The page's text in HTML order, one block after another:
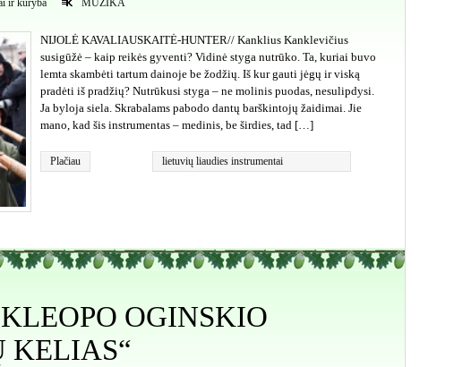
ir kūryba MUZIKA
NIJOLĖ KAVALIAUSKAITĖ-HUNTER// Kanklius Kanklevičius
susigūžė – kaip reikės gyventi? Vidinė styga nutrūko. Ta, kuriai buvo
lemta skambėti tartum dainoje be žodžių. Iš kur gauti jėgų ir viską
pradėti iš pradžių? Nutrūkusi styga – ne molinis puodas, nesulipdysi.
Ja byloja siela. Skrabalams pabodo dantų barškintojų žaidimai. Jie
mano, kad šis instrumentas – medinis, be širdies, tad […]
Plačiau lietuvių liaudies instrumentai
OGINSKIO
KELIAS“